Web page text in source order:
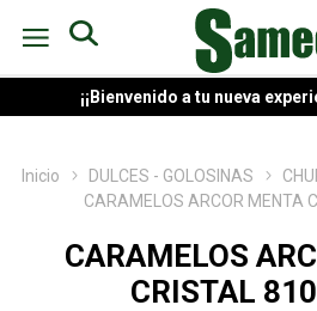
¡¡Bienvenido a tu nueva
Inicio DULCES - GOLOSINAS
CARAMELOS ARCOR MENTA
CARAMELOS
CRISTAL